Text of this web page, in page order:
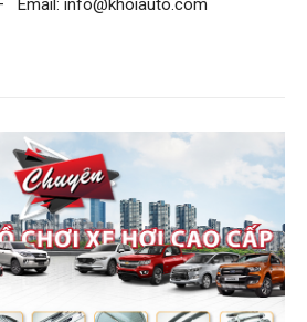
Email: info@khoiauto.com